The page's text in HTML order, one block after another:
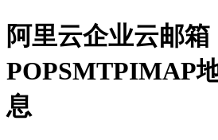
阿里云企业云邮箱
POPSMTPIMAP
息